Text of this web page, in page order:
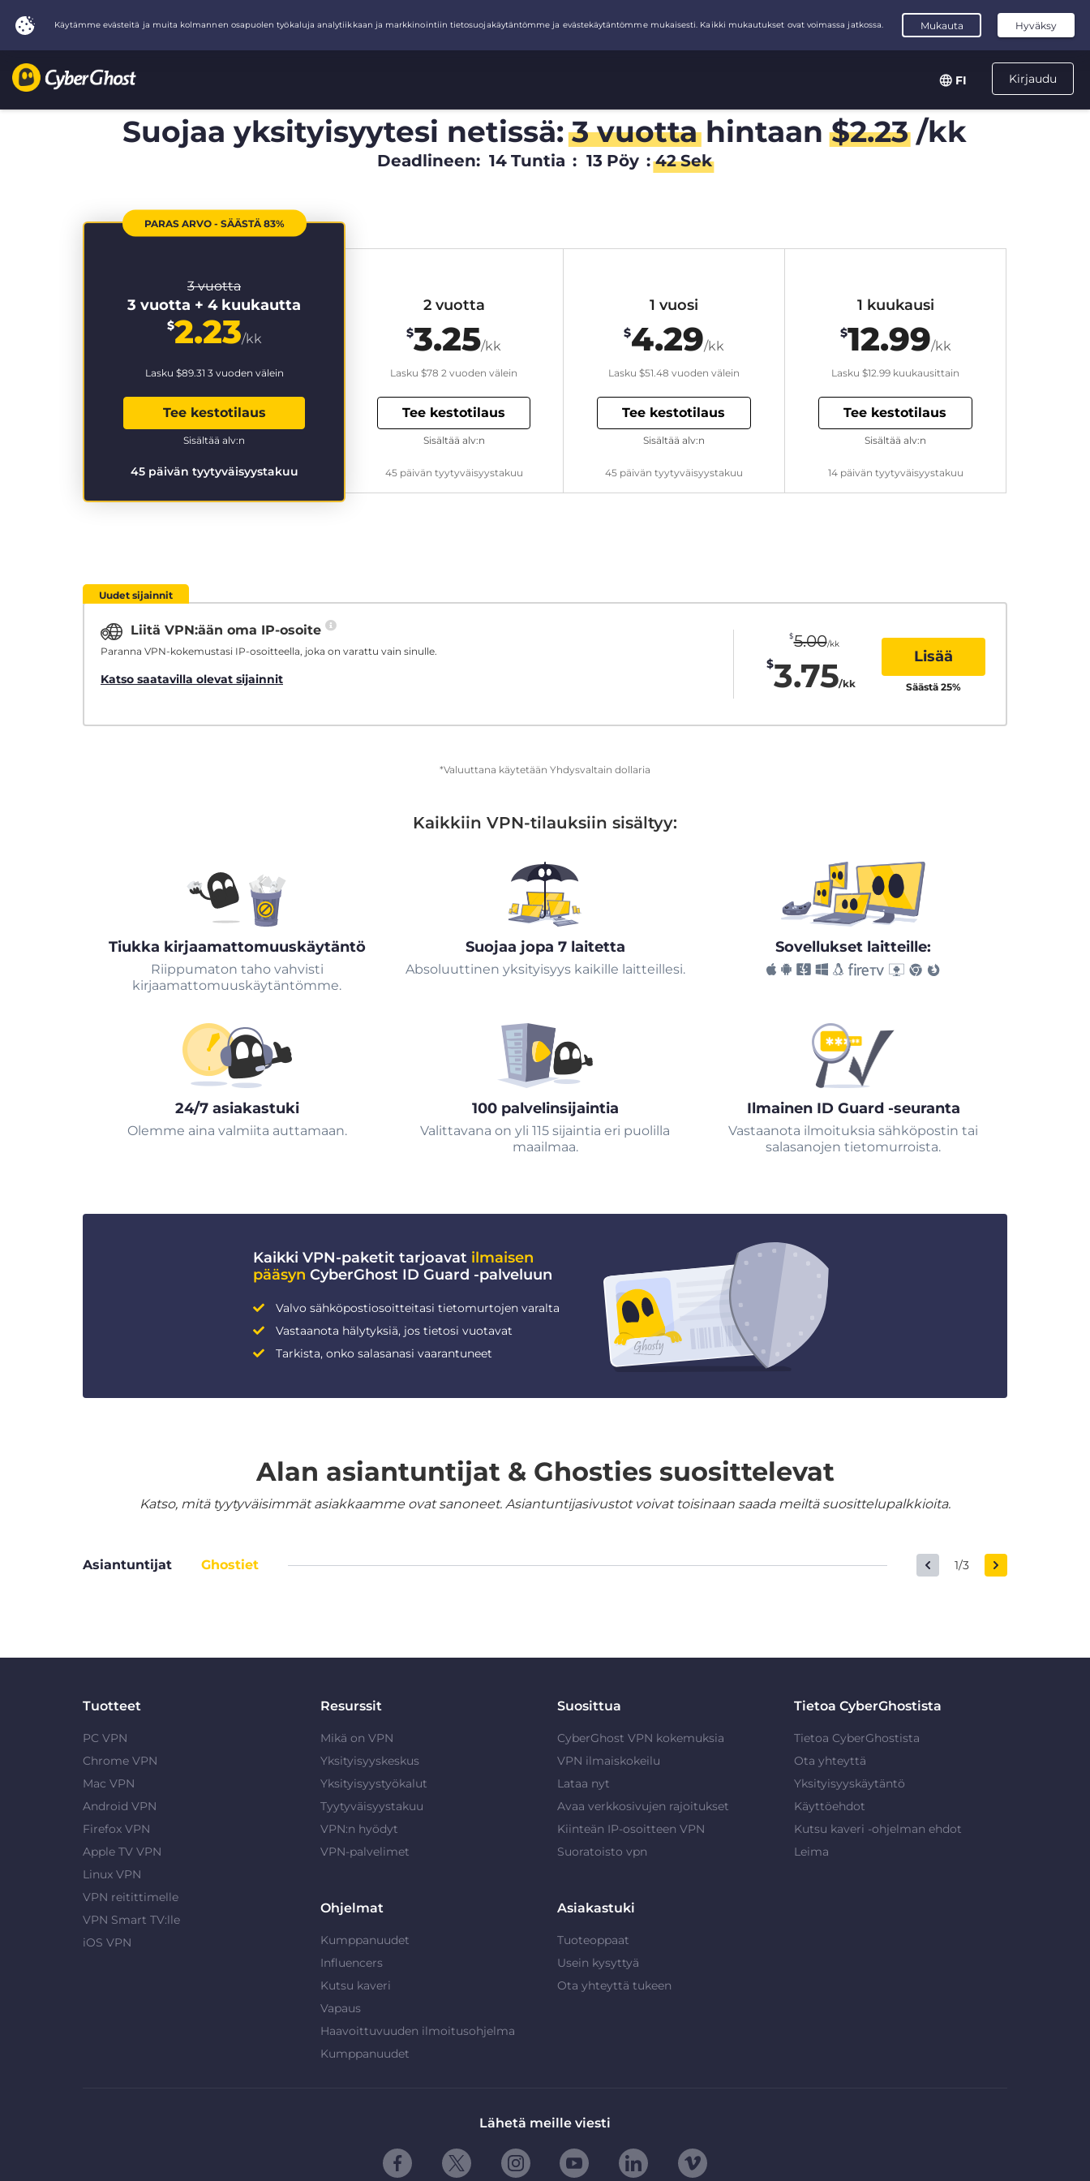
Kirjaudu
FI
Suojaa yksityisyytesi netissä:3 vuottahintaan$2.23/kk
Deadlineen: 14 Tuntia : 13 Pöy : 41 Sek
PARAS ARVO - SÄÄSTÄ 83%
3 vuotta
3 vuotta + 4 kuukautta
$2.23/kk
Lasku $89.31 3 vuoden välein
Tee kestotilaus
45 päivän tyytyväisyystakuu
Sisältää alv:n
2 vuotta
$3.25/kk
Lasku$78 2 vuoden välein
Tee kestotilaus
45 päivän tyytyväisyystakuu
Sisältää alv:n
1 vuosi
$4.29/kk
Lasku $51.48 vuoden välein
Tee kestotilaus
45 päivän tyytyväisyystakuu
Sisältää alv:n
1 kuukausi
$12.99/kk
Lasku $12.99 kuukausittain
Tee kestotilaus
14 päivän tyytyväisyystakuu
Sisältää alv:n
Uudet sijainnit
Liitä VPN:ään oma IP-osoite
Paranna VPN-kokemustasi IP-osoitteella, joka on varattu vain sinulle.
Katso saatavilla olevat sijainnit
$5.00/kk
$3.75/kk
Lisää
Säästä 25%
*Valuuttana käytetään Yhdysvaltain dollaria
Kaikkiin VPN-tilauksiin sisältyy:
Tiukka kirjaamattomuuskäytäntö
Riippumaton taho vahvisti
kirjaamattomuuskäytäntömme.
Suojaa jopa 7 laitetta
Absoluuttinen yksityisyys kaikille laitteillesi.
Sovellukset laitteille:
24/7 asiakastuki
Olemme aina valmiita auttamaan.
100 palvelinsijaintia
Valittavana on yli 115 sijaintia eri puolilla
maailmaa.
Ilmainen ID Guard -seuranta
Vastaanota ilmoituksia sähköpostin tai
salasanojen tietomurroista.
Kaikki VPN-paketit tarjoavat ilmaisen
pääsyn CyberGhost ID Guard -palveluun
Valvo sähköpostiosoitteitasi tietomurtojen varalta
Vastaanota hälytyksiä, jos tietosi vuotavat
Tarkista, onko salasanasi vaarantuneet
Alan asiantuntijat & Ghosties suosittelevat
Katso, mitä tyytyväisimmät asiakkaamme ovat sanoneet. Asiantuntijasivustot voivat toisinaan saada meiltä suosittelupalkkioita.
Asiantuntijat Ghostiet 1/3
Tuotteet
PC VPN
Chrome VPN
Mac VPN
Android VPN
Firefox VPN
Apple TV VPN
Linux VPN
VPN reitittimelle
VPN Smart TV:lle
iOS VPN
Resurssit
Mikä on VPN
Yksityisyyskeskus
Yksityisyystyökalut
Tyytyväisyystakuu
VPN:n hyödyt
VPN-palvelimet
Suosittua
CyberGhost VPN kokemuksia
VPN ilmaiskokeilu
Lataa nyt
Avaa verkkosivujen rajoitukset
Kiinteän IP-osoitteen VPN
Suoratoisto vpn
Tietoa CyberGhostista
Tietoa CyberGhostista
Ota yhteyttä
Yksityisyyskäytäntö
Käyttöehdot
Kutsu kaveri -ohjelman ehdot
Leima
Ohjelmat
Kumppanuudet
Influencers
Kutsu kaveri
Vapaus
Haavoittuvuuden ilmoitusohjelma
Kumppanuudet
Asiakastuki
Tuoteoppaat
Usein kysyttyä
Ota yhteyttä tukeen
Lähetä meille viesti